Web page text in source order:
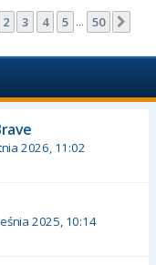
z50
2 3 4 5 … 50
2026, 11:02
2025, 10:14